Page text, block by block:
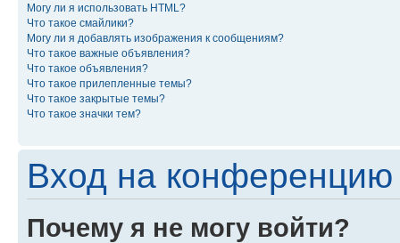
Могу ли я использовать HTML?
Что такое смайлики?
Могу ли я добавлять изображения к сообщениям?
Что такое важные объявления?
Что такое объявления?
Что такое прилепленные темы?
Что такое закрытые темы?
Что такое значки тем?
Вход на конференцию
Почему я не могу войти?